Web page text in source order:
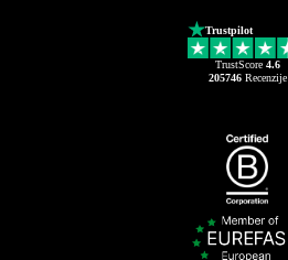
Trustpilot
TrustScore 4.6
205746Recenzije